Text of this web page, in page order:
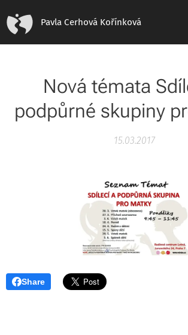
Pavla Cerhová Kořínková
Nová témata
podpůrné skupiny
15.03.2017
Share